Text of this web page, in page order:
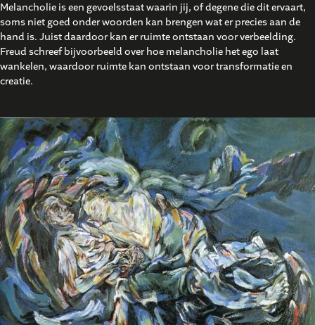
Melancholie is een gevoelsstaat waarin jij, of degene die dit ervaart,
soms niet goed onder woorden kan brengen wat er precies aan de
hand is. Juist daardoor kan er ruimte ontstaan voor verbeelding.
Freud schreef bijvoorbeeld over hoe melancholie het ego laat
wankelen, waardoor ruimte kan ontstaan voor transformatie en
creatie.